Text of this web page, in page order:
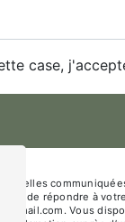
case,
but de répondre à
Vous